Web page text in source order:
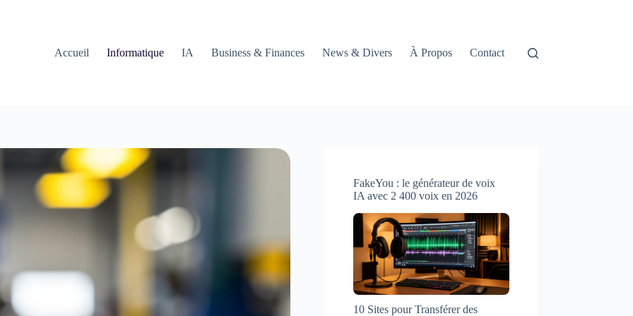
Accueil
Informatique IA Business & Finances News & Divers À Propos Contact
FakeYou : le générateur de voix
IA avec 2 400 voix en 2026
10 Sites pour Transférer des